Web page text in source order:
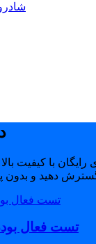
با کیفیت
دهید و بدون
تست فعال